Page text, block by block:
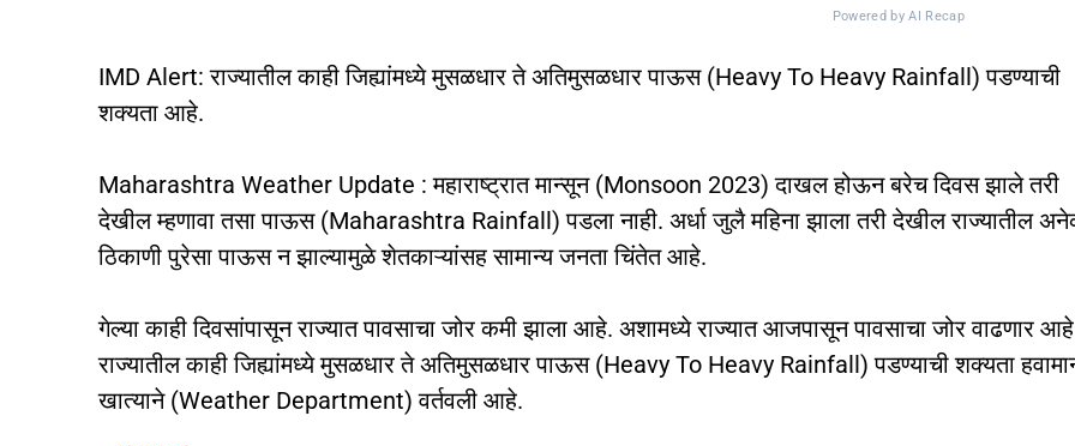
Powered by AI Recap
IMD Alert: राज्यातील काही जिह्यांमध्ये मुसळधार ते अतिमुसळधार पाऊस (Heavy To Heavy Rainfall) पडण्याची
शक्यता आहे.
Maharashtra Weather Update : महाराष्ट्रात मान्सून (Monsoon 2023) दाखल होऊन बरेच दिवस झाले तरी
देखील म्हणावा तसा पाऊस (Maharashtra Rainfall) पडला नाही. अर्धा जुलै महिना झाला तरी देखील राज्यातील
ठिकाणी पुरेसा पाऊस न झाल्यामुळे शेतकाऱ्यांसह सामान्य जनता चिंतेत आहे.
गेल्या काही दिवसांपासून राज्यात पावसाचा जोर कमी झाला आहे. अशामध्ये राज्यात आजपासून पावसाचा जोर वाढणार
राज्यातील काही जिह्यांमध्ये मुसळधार ते अतिमुसळधार पाऊस (Heavy To Heavy Rainfall) पडण्याची शक्यता
खात्याने (Weather Department) वर्तवली आहे.